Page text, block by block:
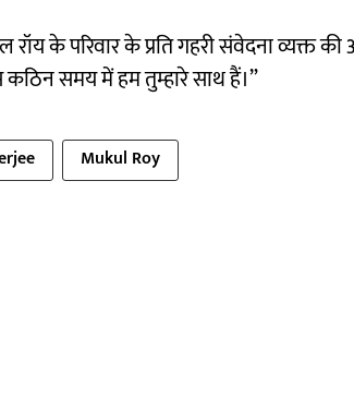
के परिवार के प्रति गहरी संवेदना व्यक्त
समय में हम तुम्हारे साथ हैं।”
Mukul Roy